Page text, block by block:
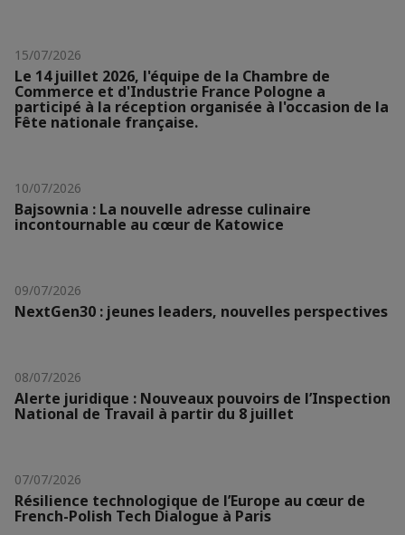
15/07/2026
Le 14 juillet 2026, l'équipe de la Chambre de
Commerce et d'Industrie France Pologne a
participé à la réception organisée à l'occasion de la
Fête nationale française.
10/07/2026
Bajsownia : La nouvelle adresse culinaire
incontournable au cœur de Katowice
09/07/2026
NextGen30 : jeunes leaders, nouvelles perspectives
08/07/2026
Alerte juridique : Nouveaux pouvoirs de l’Inspection
National de Travail à partir du 8 juillet
07/07/2026
Résilience technologique de l’Europe au cœur de
French-Polish Tech Dialogue à Paris